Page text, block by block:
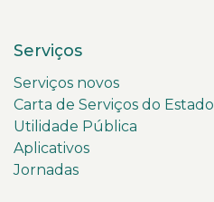
Serviços
Serviços novos
Carta de Serviços do Estado
Utilidade Pública
Aplicativos
Jornadas